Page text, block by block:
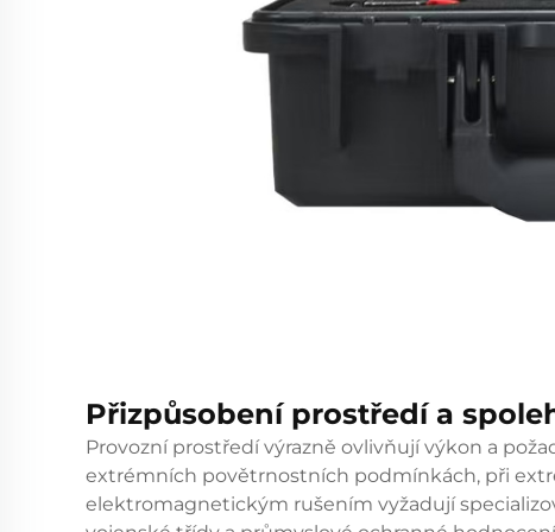
Přizpůsobení prostředí a
Provozní prostředí výrazně ovlivňují výkon a
extrémních povětrnostních podmínkách, při
elektromagnetickým rušením vyžadují